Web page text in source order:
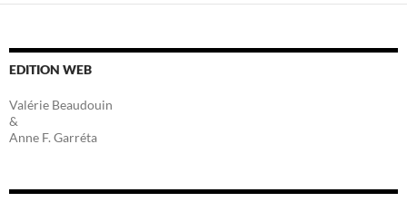
EDITION WEB
Valérie Beaudouin
&
Anne F. Garréta